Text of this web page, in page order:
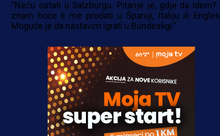
“Neću ostati u Salzburgu. Pitanje je, gdje da idem?
znam hoće li me prodati u Španiji, Italiju ili
Moguće je da nastavim igrati u Bundesligi.”